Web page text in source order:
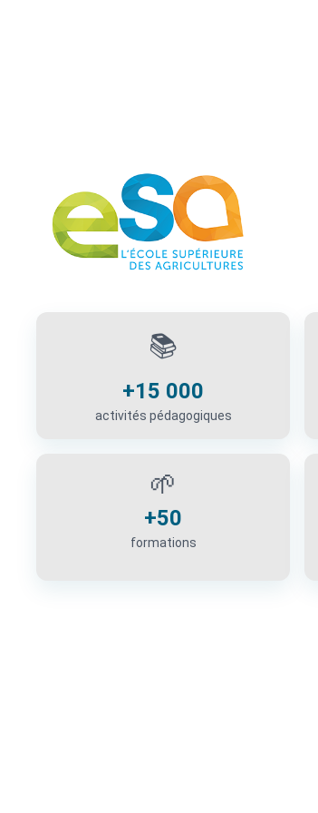
📚
+15 000
activités pédagogiques
🌱
+50
formations